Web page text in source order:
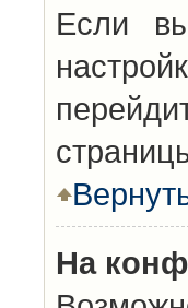
Если
На